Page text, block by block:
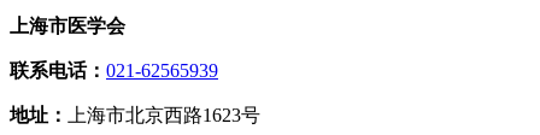
上海市医学会
联系电话： 021-62565939
地址： 上海市北京西路1623号